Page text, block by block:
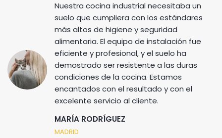
Nuestra cocina industrial necesitaba un
suelo que cumpliera con los estándares
más altos de higiene y seguridad
alimentaria. El equipo de instalación fue
eficiente y profesional, y el suelo ha
demostrado ser resistente a las duras
condiciones de la cocina. Estamos
encantados con el resultado y con el
excelente servicio al cliente.
MARÍA RODRÍGUEZ
MADRID